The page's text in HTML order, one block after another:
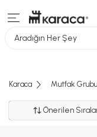
Aradığın Her Şey
Karaca Mutfak Grubu
Önerilen